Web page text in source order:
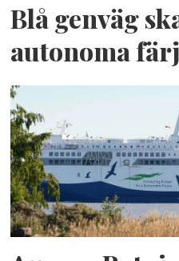
Blå genväg
autonoma